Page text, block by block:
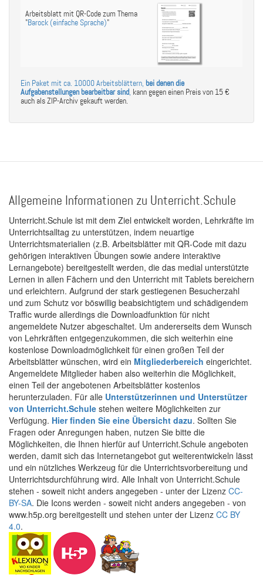
Arbeitsblatt mit QR-Code zum Thema
"Barock (einfache Sprache)"
Ein Paket mit ca. 10000 Arbeitsblättern, bei denen die
Aufgabenstellungen bearbeitbar sind, kann gegen einen Preis von 15 €
auch als ZIP-Archiv gekauft werden.
Allgemeine Informationen zu Unterricht.Schule
Unterricht.Schule ist mit dem Ziel entwickelt worden, Lehrkräfte im
Unterrichtsalltag zu unterstützen, indem neuartige
Unterrichtsmaterialien (z.B. Arbeitsblätter mit QR-Code mit dazu
gehörigen interaktiven Übungen sowie andere interaktive
Lernangebote) bereitgestellt werden, die das medial unterstützte
Lernen in allen Fächern und den Unterricht mit Tablets bereichern
und erleichtern. Aufgrund der stark gestiegenen Besucherzahl
und zum Schutz vor böswillig beabsichtigtem und schädigendem
Traffic wurde allerdings die Downloadfunktion für nicht
angemeldete Nutzer abgeschaltet. Um andererseits dem Wunsch
von Lehrkräften entgegenzukommen, die sich weiterhin eine
kostenlose Downloadmöglichkeit für einen großen Teil der
Arbeitsblätter wünschen, wird ein Mitgliederbereich eingerichtet.
Angemeldete Mitglieder haben also weiterhin die Möglichkeit,
einen Teil der angebotenen Arbeitsblätter kostenlos
herunterzuladen. Für alle Unterstützerinnen und Unterstützer
von Unterricht.Schule stehen weitere Möglichkeiten zur
Verfügung. Hier finden Sie eine Übersicht dazu. Sollten Sie
Fragen oder Anregungen haben, nutzen Sie bitte die
Möglichkeiten, die Ihnen hierfür auf Unterricht.Schule angeboten
werden, damit sich das Internetangebot gut weiterentwickeln lässt
und ein nützliches Werkzeug für die Unterrichtsvorbereitung und
Unterrichtsdurchführung wird. Alle Inhalt von Unterricht.Schule
stehen - soweit nicht anders angegeben - unter der Lizenz CC-
BY-SA. Die Icons werden - soweit nicht anders angegeben - von
www.h5p.org bereitgestellt und stehen unter der Lizenz CC BY
4.0.